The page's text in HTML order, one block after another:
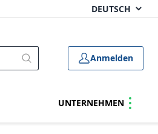
Anmelden
UNTERNEHMEN